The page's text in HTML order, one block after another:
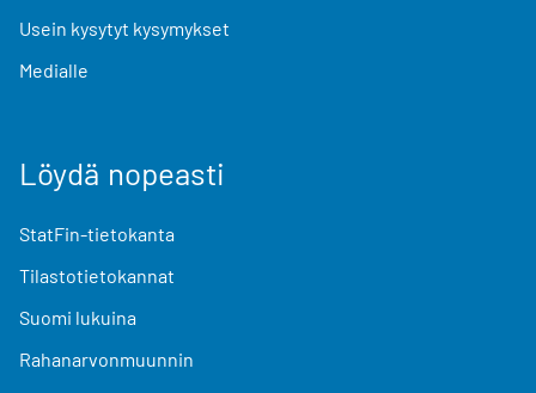
Usein kysytyt kysymykset
Medialle
Löydä nopeasti
StatFin-tietokanta
Tilastotietokannat
Suomi lukuina
Rahanarvonmuunnin